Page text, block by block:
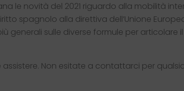
le novità del 2021 riguardo alla mobilità
spagnolo alla direttiva dell’Unione
generali sulle diverse formule per
Non esitate a contattarci per